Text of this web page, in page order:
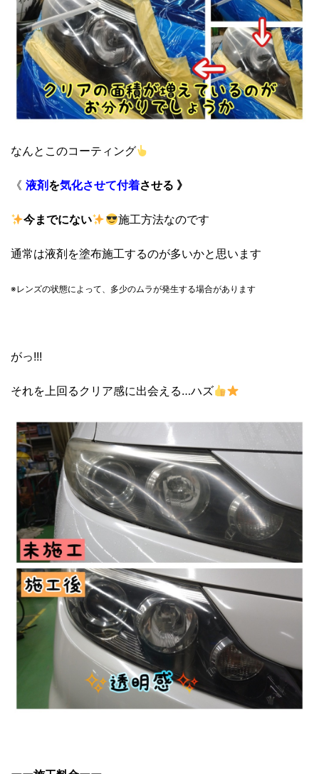
なんとこのコーティング
《 液剤 を気化させて付着させる 》
今までにない 施工方法なのです
通常は液剤を塗布施工するのが多いかと思います
※レンズの状態によって、 多少のムラが発生する場合があります
がっ!!!
それを上回るクリア感に出会える…ハズ